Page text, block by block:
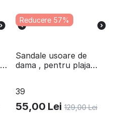
Reducere 57%
​Sandale usoare de
dama , pentru plaja
39
55,00 Lei 129,00 Lei